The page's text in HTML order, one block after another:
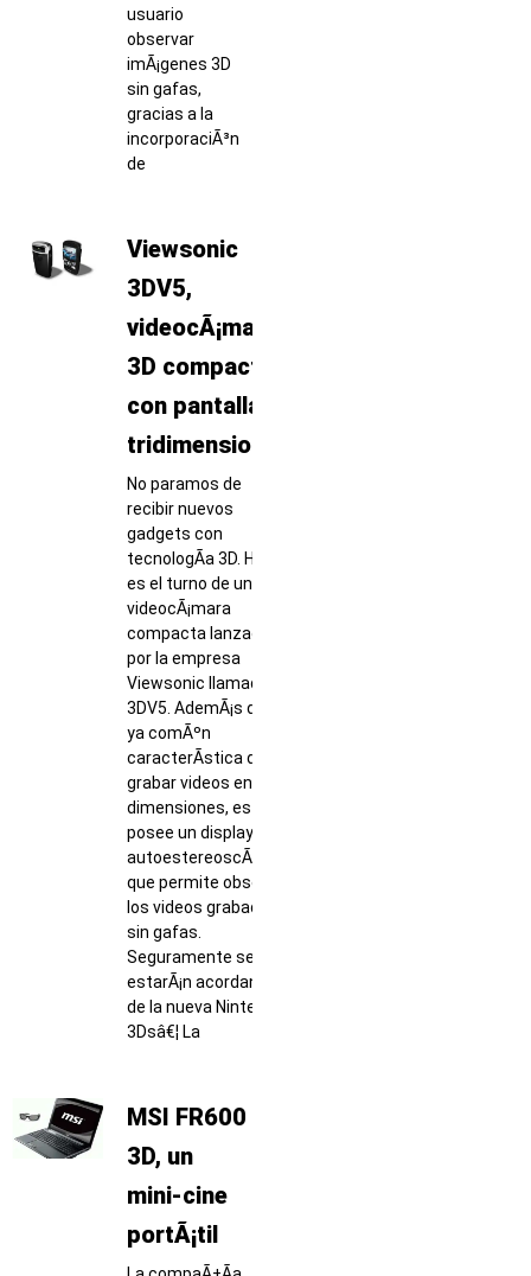
usuario
observar
imÃ¡genes 3D
sin gafas,
gracias a la
incorporaciÃ³n
de
Viewsonic
3DV5,
videocÃ¡mara
3D compacta
con pantalla
tridimensional
No paramos de
recibir nuevos
gadgets con
tecnologÃ­a 3D. Hoy
es el turno de una
videocÃ¡mara
compacta lanzada
por la empresa
Viewsonic llamada
3DV5. AdemÃ¡s de la
ya comÃºn
caracterÃ­stica de
grabar videos en tres
dimensiones, es que
posee un display
autoestereoscÃ³pico
que permite observar
los videos grabados
sin gafas.
Seguramente se
estarÃ¡n acordando
de la nueva Nintendo
3Dsâ€¦ La
MSI FR600
3D, un
mini-cine
portÃ¡til